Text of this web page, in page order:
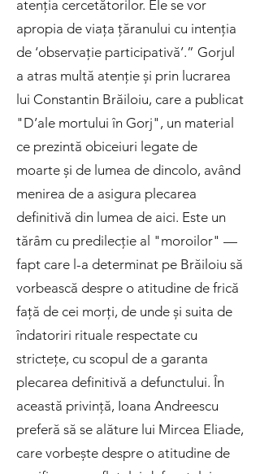
atenția cercetătorilor. Ele se vor
apropia de viața țăranului cu intenția
de ‘observație participativă’.” Gorjul
a atras multă atenție și prin lucrarea
lui Constantin Brăiloiu, care a publicat
"D’ale mortului în Gorj", un material
ce prezintă obiceiuri legate de
moarte și de lumea de dincolo, având
menirea de a asigura plecarea
definitivă din lumea de aici. Este un
tărâm cu predilecție al "moroilor" —
fapt care l-a determinat pe Brăiloiu să
vorbească despre o atitudine de frică
față de cei morți, de unde și suita de
îndatoriri rituale respectate cu
strictețe, cu scopul de a garanta
plecarea definitivă a defunctului. În
această privință, Ioana Andreescu
preferă să se alăture lui Mircea Eliade,
care vorbește despre o atitudine de